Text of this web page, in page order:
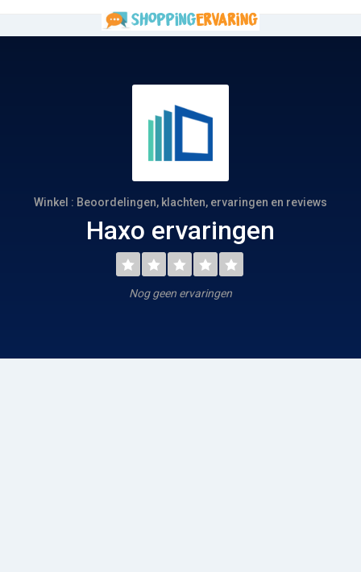
Winkel : Beoordelingen, klachten, ervaringen en reviews
Haxo ervaringen
Nog geen ervaringen